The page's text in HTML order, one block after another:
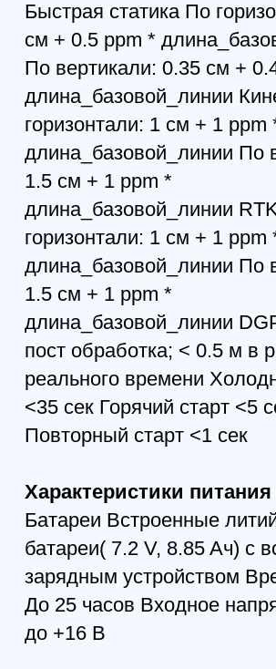
Металлическое осноание,
пластиковая крышка; IP67
Температура работы -40° C до +60° C
*** Температура хранения -45° C до
+85° C *** Влажность 100%
конденсирующаяся Габариты 85 x 61
x 132 мм Вес 0.56 кг
- приемник Triumph-2 со встроенной
- ПО приемника Triumph-2 (FW)*
- зарядное устройство с адаптером
питания и кабелем SAE-SAE
- кабель передачи данных microUSB
- адаптер ¼ на 5/8
- сертификат о первичной поверке
- паспорт на оборудование